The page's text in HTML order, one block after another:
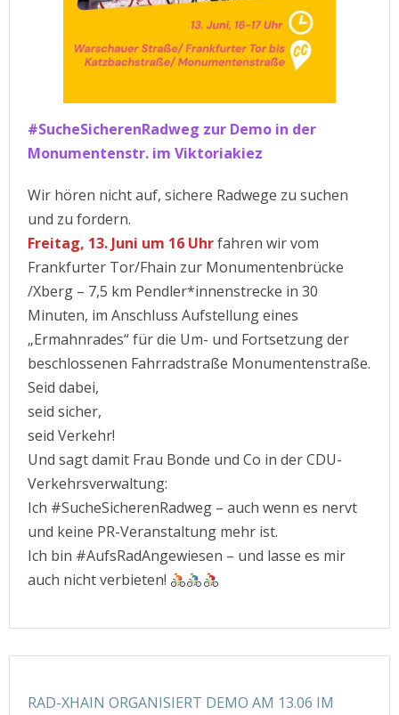
#SucheSicherenRadweg zur Demo in der
Monumentenstr. im Viktoriakiez
Wir hören nicht auf, sichere Radwege zu suchen
und zu fordern.
Freitag, 13. Juni um 16 Uhrfahren wir vom
Frankfurter Tor/Fhain zur Monumentenbrücke
/Xberg – 7,5 km Pendler*innenstrecke in 30
Minuten, im Anschluss Aufstellung eines
„Ermahnrades“ für die Um- und Fortsetzung der
beschlossenen Fahrradstraße Monumentenstraße.
Seid dabei,
seid sicher,
seid Verkehr!
Und sagt damit Frau Bonde und Co in der CDU-
Verkehrsverwaltung:
Ich #SucheSicherenRadweg – auch wenn es nervt
und keine PR-Veranstaltung mehr ist.
Ich bin #AufsRadAngewiesen – und lasse es mir
auch nicht verbieten!
RAD-XHAIN ORGANISIERT DEMO AM 13.06 IM